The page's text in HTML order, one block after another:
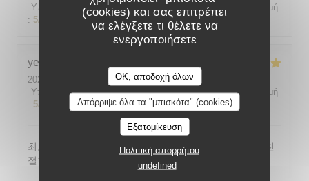
(cookies) και σας επιτρέπει
να ελέγξετε τι θέλετε να
ενεργοποιήσετε
OK, αποδοχή όλων
Απόρριψε όλα τα "μπισκότα" (cookies)
Εξατομίκευση
Πολιτική απορρήτου
undefined
Υπηρεσία
5/5 Ατμόσφαιρα: 5/5 Μενού: 5/5 Ποιότητα / Τιμή
: 5/5
yeonghun
2026-08-03
- 19:00 - καλεσμένοι 4
Υπηρεσία: 5/5 Ατμόσφαιρα: 5/5 Μενού: 5/5 Ποιότητα / Τιμή
: 5/5
최고의 분위기, 최고의 맛, 프랑스어가 서툴지만 서버가 친
절함